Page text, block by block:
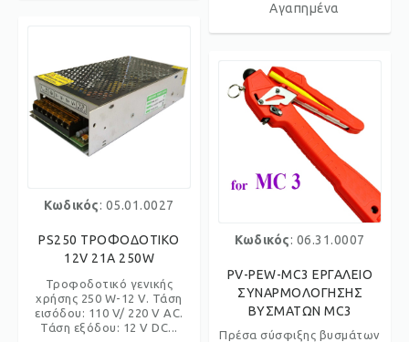
Κωδικός: 05.01.0027
PS250 ΤΡΟΦΟΔΟΤΙΚΟ
12V 21A 250W
Τροφοδοτικό γενικής
χρήσης 250 W-12 V. Τάση
εισόδου: 110 V/ 220 V AC.
Τάση εξόδου: 12 V DC...
Αγαπημένα
Κωδικός: 06.31.0007
PV-PEW-MC3 ΕΡΓΑΛΕΙΟ
ΣΥΝΑΡΜΟΛΟΓΗΣΗΣ
ΒΥΣΜΑΤΩΝ MC3
Πρέσα σύσφιξης βυσμάτων